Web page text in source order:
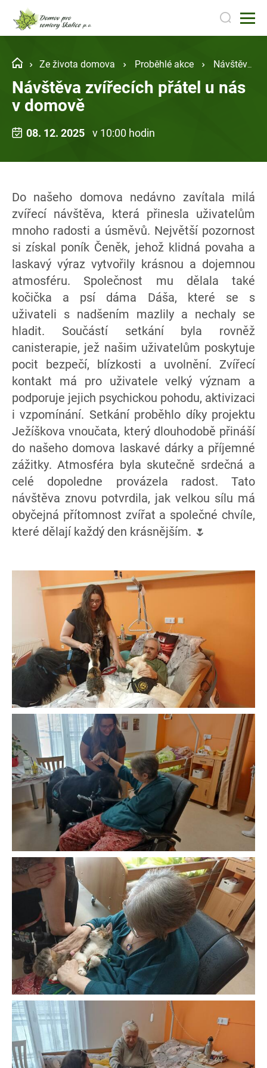
Ze života domova Proběhlé akce Návštěva zvířecích přátel u nás v domově
Návštěva zvířecích přátel u nás
v domově
08. 12. 2025 v 10:00 hodin
Do našeho domova nedávno zavítala milá
zvířecí návštěva, která přinesla uživatelům
mnoho radosti a úsměvů. Největší pozornost
si získal poník Čeněk, jehož klidná povaha a
laskavý výraz vytvořily krásnou a dojemnou
atmosféru. Společnost mu dělala také
kočička a psí dáma Dáša, které se s
uživateli s nadšením mazlily a nechaly se
hladit. Součástí setkání byla rovněž
canisterapie, jež našim uživatelům poskytuje
pocit bezpečí, blízkosti a uvolnění. Zvířecí
kontakt má pro uživatele velký význam a
podporuje jejich psychickou pohodu, aktivizaci
i vzpomínání. Setkání proběhlo díky projektu
Ježíškova vnoučata, který dlouhodobě přináší
do našeho domova laskavé dárky a příjemné
zážitky. Atmosféra byla skutečně srdečná a
celé dopoledne provázela radost. Tato
návštěva znovu potvrdila, jak velkou sílu má
obyčejná přítomnost zvířat a společné chvíle,
které dělají každý den krásnějším. 🌷